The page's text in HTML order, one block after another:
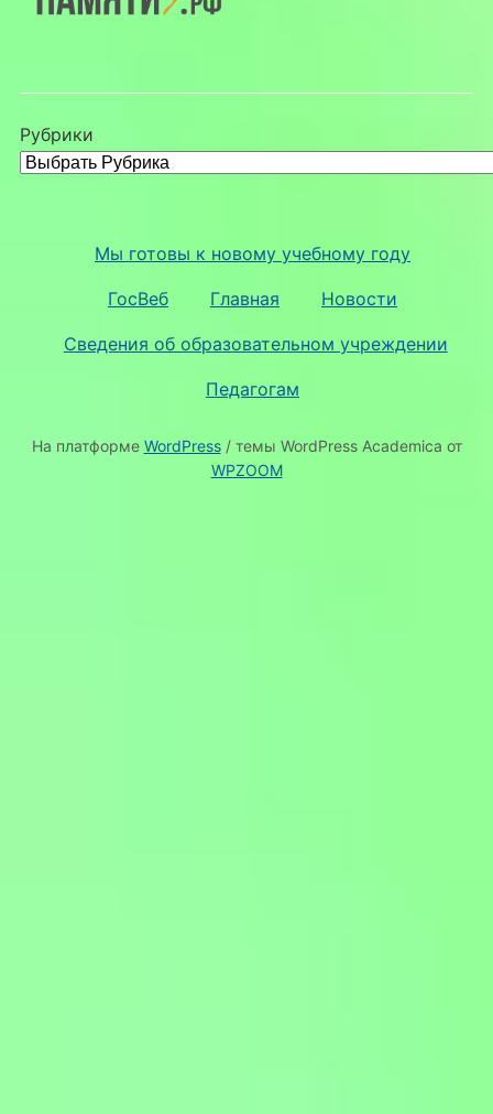
Рубрики
Мы готовы к новому учебному году
ГосВеб Главная Новости
Сведения об образовательном учреждении
Педагогам
На платформе WordPress/ темы WordPress Academica от
WPZOOM